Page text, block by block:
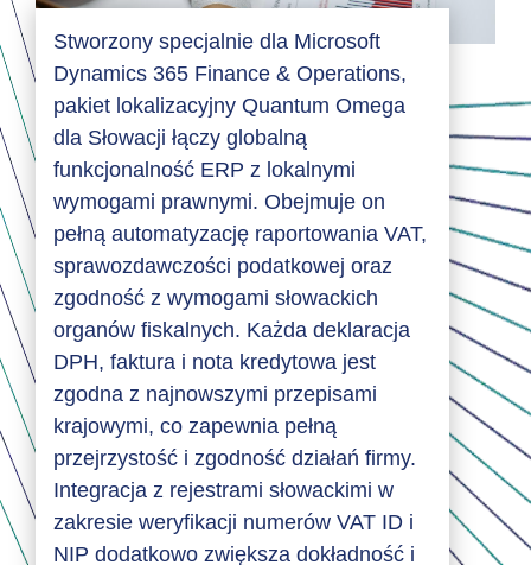
Stworzony specjalnie dla Microsoft
Dynamics 365 Finance & Operations,
pakiet lokalizacyjny Quantum Omega
dla Słowacji łączy globalną
funkcjonalność ERP z lokalnymi
wymogami prawnymi. Obejmuje on
pełną automatyzację raportowania VAT,
sprawozdawczości podatkowej oraz
zgodność z wymogami słowackich
organów fiskalnych. Każda deklaracja
DPH, faktura i nota kredytowa jest
zgodna z najnowszymi przepisami
krajowymi, co zapewnia pełną
przejrzystość i zgodność działań firmy.
Integracja z rejestrami słowackimi w
zakresie weryfikacji numerów VAT ID i
NIP dodatkowo zwiększa dokładność i